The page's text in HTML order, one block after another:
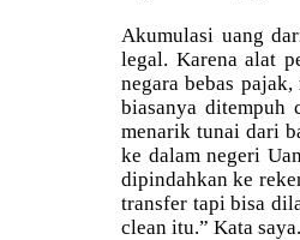
Akumulasi uang
legal. Karena alat
negara bebas
biasanya ditempuh
menarik tunai dari
ke dalam negeri
dipindahkan ke
transfer tapi bisa
clean itu.” Kata saya.